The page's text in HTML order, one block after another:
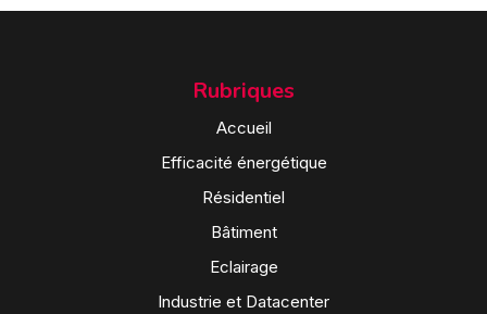
Rubriques
Accueil
Efficacité énergétique
Résidentiel
Bâtiment
Eclairage
Industrie et Datacenter